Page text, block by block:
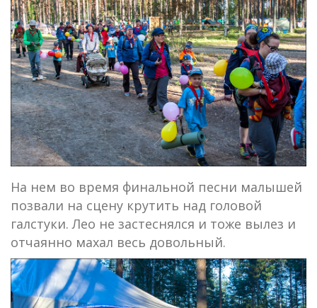
На нем во время финальной песни малышей
позвали на сцену крутить над головой
галстуки. Лео не застеснялся и тоже вылез и
отчаянно махал весь довольный.